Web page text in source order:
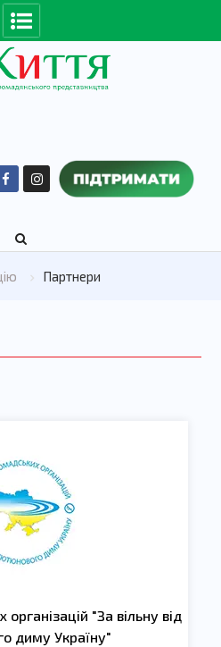
Партнери
організацій "За вільну від
диму Україну"